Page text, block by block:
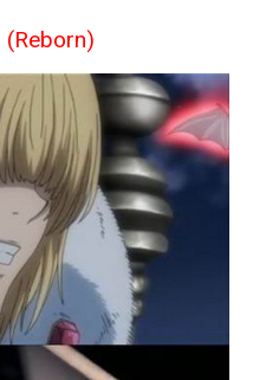
(Reborn)